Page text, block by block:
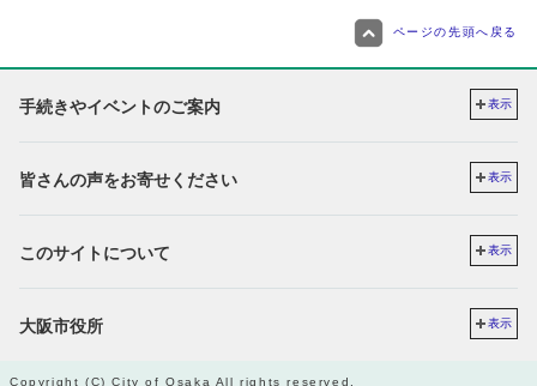
ページの先頭へ戻る
手続きやイベントのご案内 表示
皆さんの声をお寄せください 表示
このサイトについて 表示
大阪市役所 表示
Copyright (C) City of Osaka All rights reserved.